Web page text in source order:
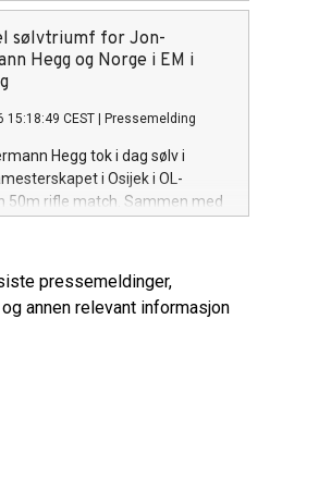
europeisk og verdensrekord,
sin 22.
Jeanette, fra
Nøtterø Skytterlag, er rangert
sølvtriumf for Jon-
Hegg og Norge i EM i
15:18:49 CEST Pressemelding
Hegg tok i dag sølv i
i Osijek i OL-
50m rifle match. Sammen med
øvelse.
pressemeldinger,
annen relevant informasjon